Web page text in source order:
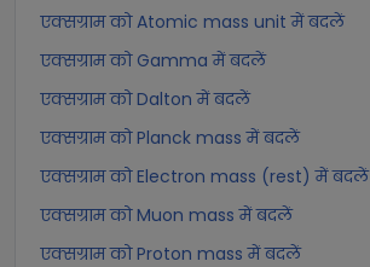
एक्सग्राम को Atomic mass unit में बदलें
एक्सग्राम को Gamma में बदलें
एक्सग्राम को Dalton में बदलें
एक्सग्राम को Planck mass में बदलें
एक्सग्राम को Electron mass (rest) में बदलें
एक्सग्राम को Muon mass में बदलें
एक्सग्राम को Proton mass में बदलें